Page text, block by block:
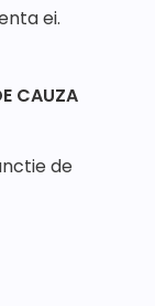
ei.
CAUZA
de